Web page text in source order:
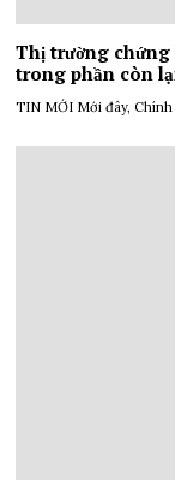
Thị trường chứng
trong phần còn
TIN MỚI Mới đây, Chính